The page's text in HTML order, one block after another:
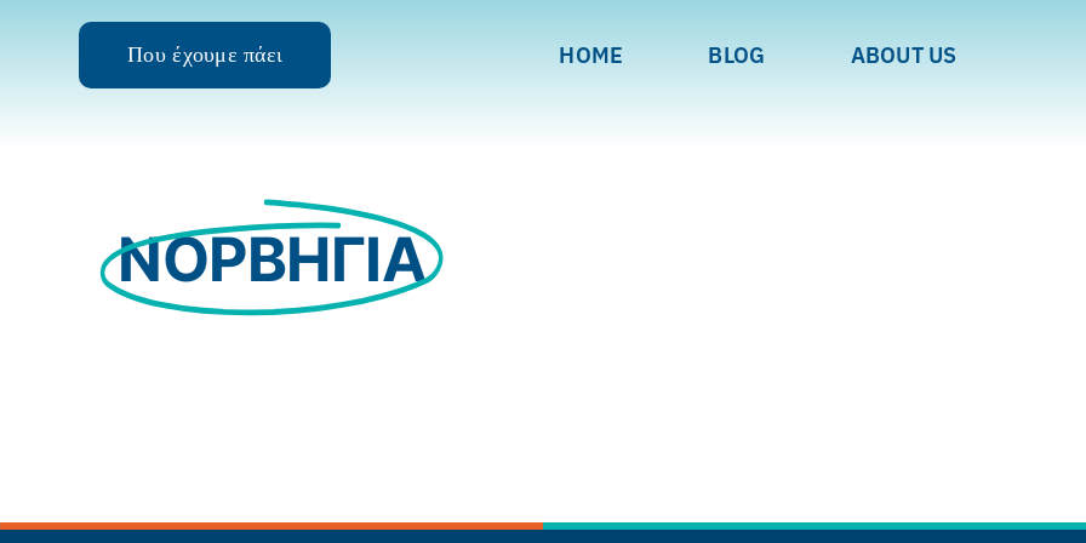
Που έχουμε πάει HOME BLOG ABOUT US
ΝΟΡΒΗΓΙΑ